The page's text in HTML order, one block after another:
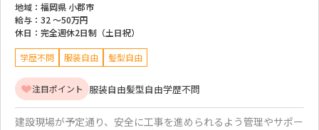
地域： 福岡県 小郡市
給与： 32 ～50万円
休日： 完全週休2日制（土日祝）
学歴不問 服装自由 髪型自由
注目ポイント 服装自由髪型自由学歴不問
建設現場が予定通り、安全に工事を進められるよう管理やサポー